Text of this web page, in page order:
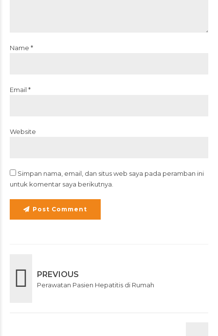
Name *
Email *
Website
Simpan nama, email, dan situs web saya pada peramban ini
untuk komentar saya berikutnya.
Post Comment
PREVIOUS
Perawatan Pasien Hepatitis di Rumah